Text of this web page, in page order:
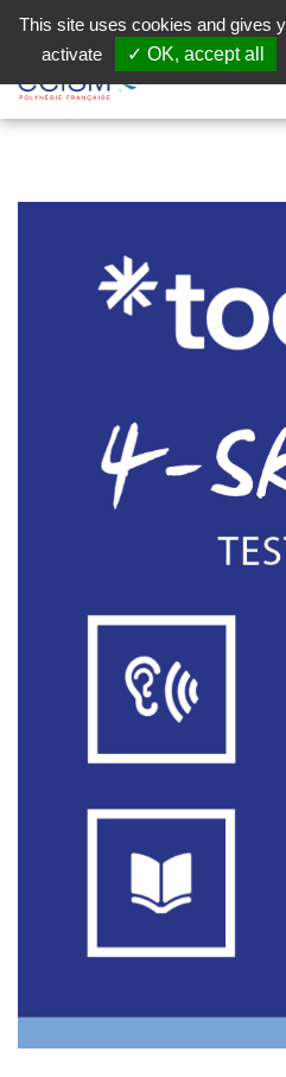
Facebook (Customer Chat)
This site uses cookies and gives
activate
✓ OK, accept all